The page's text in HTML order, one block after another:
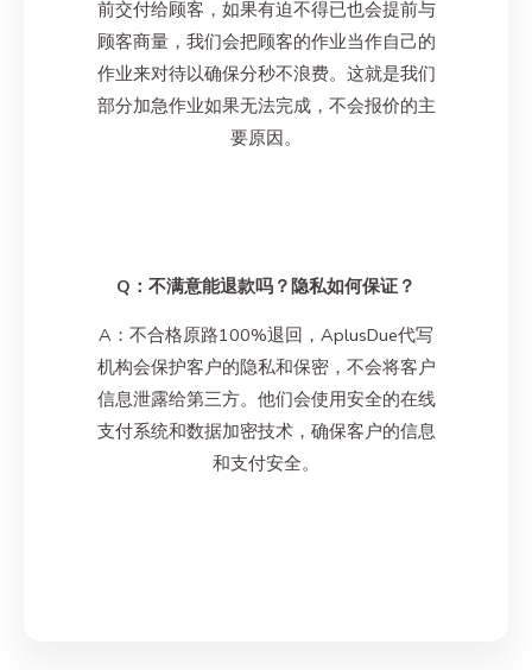
前交付给顾客，如果有迫不得已也会提前与
顾客商量，我们会把顾客的作业当作自己的
作业来对待以确保分秒不浪费。这就是我们
部分加急作业如果无法完成，不会报价的主
要原因。
Q：不满意能退款吗？隐私如何保证？
A：不合格原路100%退回，AplusDue代写
机构会保护客户的隐私和保密，不会将客户
信息泄露给第三方。他们会使用安全的在线
支付系统和数据加密技术，确保客户的信息
和支付安全。